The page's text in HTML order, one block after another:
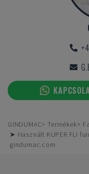
GINDUMAC Termékek
➤ Használt KUPER FLI
gindumac.com